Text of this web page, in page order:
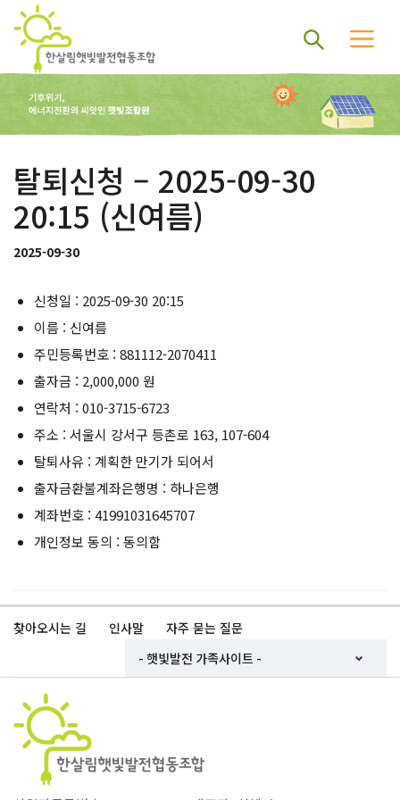
탈퇴신청 – 2025-09-30
20:15 (신여름)
2025-09-30
신청일 : 2025-09-30 20:15
이름 : 신여름
주민등록번호 : 881112-2070411
출자금 : 2,000,000 원
연락처 : 010-3715-6723
주소 : 서울시 강서구 등촌로 163, 107-604
탈퇴사유 : 계획한 만기가 되어서
출자금환불계좌은행명 : 하나은행
계좌번호 : 41991031645707
개인정보 동의 : 동의함
찾아오시는 길 인사말 자주 묻는 질문